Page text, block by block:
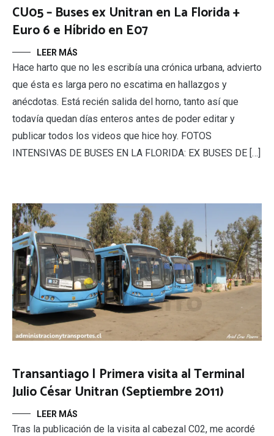
CU05 – Buses ex Unitran en La Florida +
Euro 6 e Híbrido en E07
LEER MÁS
Hace harto que no les escribía una crónica urbana, advierto
que ésta es larga pero no escatima en hallazgos y
anécdotas. Está recién salida del horno, tanto así que
todavía quedan días enteros antes de poder editar y
publicar todos los videos que hice hoy. FOTOS
INTENSIVAS DE BUSES EN LA FLORIDA: EX BUSES DE […]
Transantiago | Primera visita al Terminal
Julio César Unitran (Septiembre 2011)
LEER MÁS
Tras la publicación de la visita al cabezal C02, me acordé